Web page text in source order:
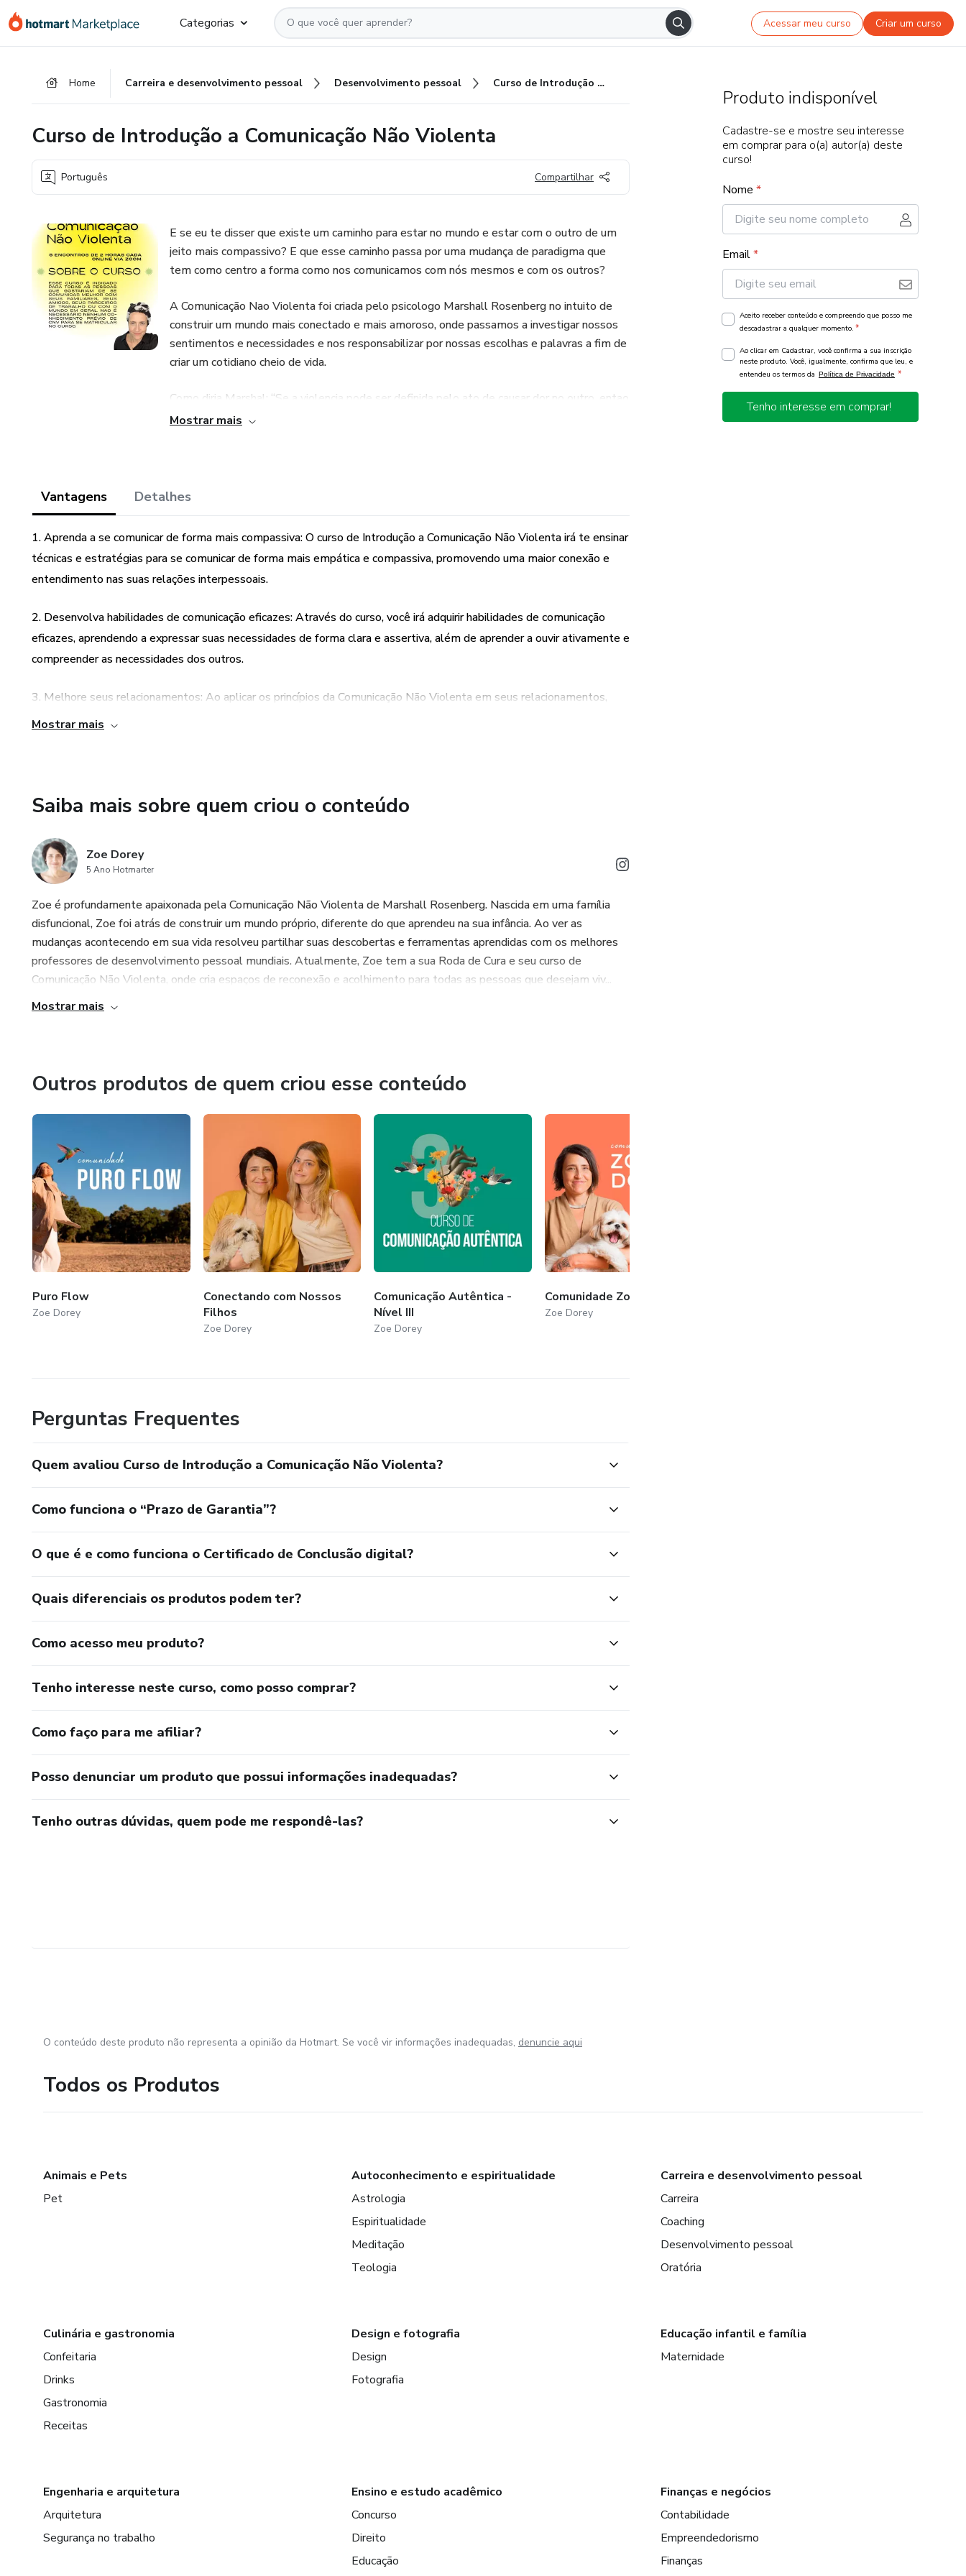
para
para
para
Categorias Acessar meu curso Criar um curso
Home Carreira e desenvolvimento pessoal Desenvolvimento pessoal Curso de Introdução a Comunicação Não Violenta
Curso de Introdução a Comunicação Não Violenta
Português Compartilhar
E se eu te disser que existe um caminho para estar no mundo e estar com o outro de um
jeito mais compassivo? E que esse caminho passa por uma mudança de paradigma que
tem como centro a forma como nos comunicamos com nós mesmos e com os outros?
A Comunicação Nao Violenta foi criada pelo psicologo Marshall Rosenberg no intuito de
construir um mundo mais conectado e mais amoroso, onde passamos a investigar nossos
sentimentos e necessidades e nos responsabilizar por nossas escolhas e palavras a fim de
criar um cotidiano cheio de vida.
Como diria Marshal: “Se a violencia pode ser definida pelo ato de causar dor no outro, entao
muita da nossa comunicação é violenta”.
Mostrar mais
Vantagens Detalhes
1. Aprenda a se comunicar de forma mais compassiva: O curso de Introdução a Comunicação Não Violenta irá te ensinar
técnicas e estratégias para se comunicar de forma mais empática e compassiva, promovendo uma maior conexão e
entendimento nas suas relações interpessoais.
2. Desenvolva habilidades de comunicação eficazes: Através do curso, você irá adquirir habilidades de comunicação
eficazes, aprendendo a expressar suas necessidades de forma clara e assertiva, além de aprender a ouvir ativamente e
compreender as necessidades dos outros.
3. Melhore seus relacionamentos: Ao aplicar os princípios da Comunicação Não Violenta em seus relacionamentos,
você irá promover uma maior harmonia e compreensão, reduzindo conflitos e construindo relações mais saudáveis e
permitindo que você identifique e compreenda seus próprios sentimentos e necessidades, facilitando assim a
expressão de suas emoções de forma saudável e construtiva.
5. Contribua para a construção de um mundo mais conectado e amoroso: Ao aprender e praticar a Comunicação Não
Violenta, você estará contribuindo para a construção de um mundo mais conectado e amoroso, onde as pessoas se
comunicam de forma mais empática e respeitosa, promovendo a paz e a harmonia nas relações humanas.
Mostrar mais
Saiba mais sobre quem criou o conteúdo
Zoe Dorey
5 Ano Hotmarter
Zoe é profundamente apaixonada pela Comunicação Não Violenta de Marshall Rosenberg. Nascida em uma família
disfuncional, Zoe foi atrás de construir um mundo próprio, diferente do que aprendeu na sua infância. Ao ver as
mudanças acontecendo em sua vida resolveu partilhar suas descobertas e ferramentas aprendidas com os melhores
professores de desenvolvimento pessoal mundiais. Atualmente, Zoe tem a sua Roda de Cura e seu curso de
Comunicação Não Violenta, onde cria espaços de reconexão e acolhimento para todas as pessoas que desejam viv...
Mostrar mais
Outros produtos de quem criou esse conteúdo
Puro Flow
Zoe Dorey
Conectando com Nossos
Filhos
Zoe Dorey
Comunicação Autêntica -
Nível III
Zoe Dorey
Comunidade Zoe Dorey
Zoe Dorey
Perguntas Frequentes
Quem avaliou Curso de Introdução a Comunicação Não Violenta?
Como funciona o “Prazo de Garantia”?
O que é e como funciona o Certificado de Conclusão digital?
Quais diferenciais os produtos podem ter?
Como acesso meu produto?
Tenho interesse neste curso, como posso comprar?
Como faço para me afiliar?
Posso denunciar um produto que possui informações inadequadas?
Tenho outras dúvidas, quem pode me respondê-las?
Produto indisponível
Cadastre-se e mostre seu interesse
em comprar para o(a) autor(a) deste
curso!
Nome *
Email*
Aceito receber conteúdo e compreendo que posso me
descadastrar a qualquer momento. *
Ao clicar em Cadastrar, você confirma a sua inscrição
neste produto. Você, igualmente, confirma que leu, e
entendeu os termos da Política de Privacidade *
Tenho interesse em comprar!
O conteúdo deste produto não representa a opinião da Hotmart. Se você vir informações inadequadas, denuncie aqui
Todos os Produtos
Animais e Pets
Pet
Autoconhecimento e espiritualidade
Astrologia
Espiritualidade
Meditação
Teologia
Carreira e desenvolvimento pessoal
Carreira
Coaching
Desenvolvimento pessoal
Oratória
Culinária e gastronomia
Confeitaria
Drinks
Gastronomia
Receitas
Design e fotografia
Design
Fotografia
Educação infantil e família
Maternidade
Engenharia e arquitetura
Arquitetura
Segurança no trabalho
Ensino e estudo acadêmico
Concurso
Direito
Educação
Finanças e negócios
Contabilidade
Empreendedorismo
Finanças